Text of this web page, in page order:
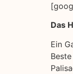
Das
Ein